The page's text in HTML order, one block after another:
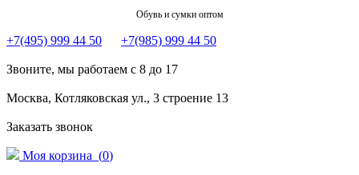
Обувь и сумки оптом
+7(495) 999 44 50 +7(985) 999 44 50
Звоните, мы работаем с 8 до 17
Москва, Котляковская ул., 3 строение 13
Заказать звонок
Моя корзина (0)